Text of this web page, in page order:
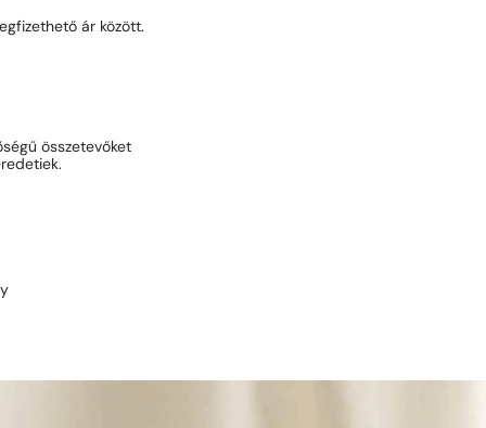
ár között.
összetevőket